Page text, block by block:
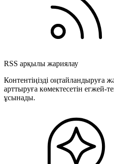
RSS арқылы жариялау
Контентіңізді оңтайландыруға
арттыруға көмектесетін егжей-
ұсынады.